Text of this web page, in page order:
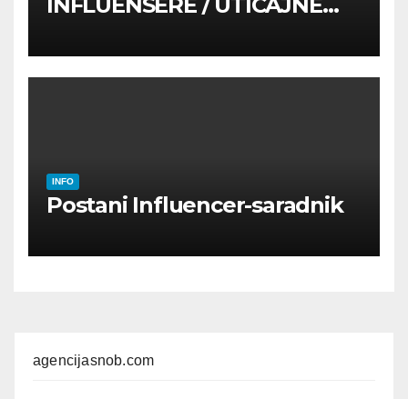
INFLUENSERE / UTICAJNE
INFO
Postani Influencer-saradnik
agencijasnob.com